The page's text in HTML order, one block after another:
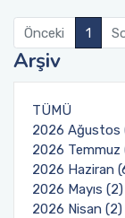
Önceki 1
Arşiv
TÜMÜ
2026 Ağustos
2026 Temmuz
2026 Haziran
2026 Mayıs (2)
2026 Nisan (2)